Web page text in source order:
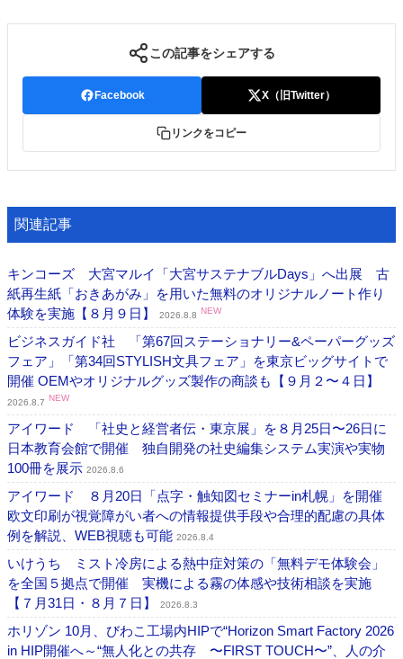
この記事をシェアする
Facebook X（旧Twitter）
リンクをコピー
関連記事
キンコーズ 大宮マルイ「大宮サステナブルDays」へ出展 古
紙再生紙「おきあがみ」を用いた無料のオリジナルノート作り
体験を実施【８月９日】
2026.8.8 NEW
ビジネスガイド社 「第67回ステーショナリー&ペーパーグッズ
フェア」「第34回STYLISH文具フェア」を東京ビッグサイトで
開催 OEMやオリジナルグッズ製作の商談も【９月２〜４日】
2026.8.7 NEW
アイワード 「社史と経営者伝・東京展」を８月25日〜26日に
日本教育会館で開催 独自開発の社史編集システム実演や実物
100冊を展示 2026.8.6
アイワード ８月20日「点字・触知図セミナーin札幌」を開催
欧文印刷が視覚障がい者への情報提供手段や合理的配慮の具体
例を解説、WEB視聴も可能 2026.8.4
いけうち ミスト冷房による熱中症対策の「無料デモ体験会」
を全国５拠点で開催 実機による霧の体感や技術相談を実施
【７月31日・８月７日】
2026.8.3
ホリゾン 10月、びわこ工場内HIPで“Horizon Smart Factory 2026
in HIP開催へ～“無人化との共存 〜FIRST TOUCH〜”、人の介